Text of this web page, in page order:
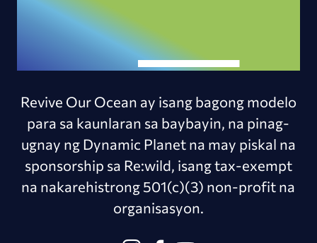
Revive Our Ocean ay isang bagong modelo
para sa kaunlaran sa baybayin, na pinag-
ugnay ng Dynamic Planet na may piskal na
sponsorship sa Re:wild, isang tax-exempt
na nakarehistrong 501(c)(3) non-profit na
organisasyon.